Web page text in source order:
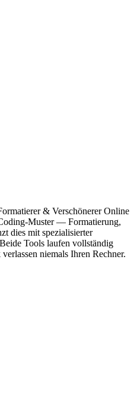
& Verschönerer Online
Muster — Formatierung,
dies mit spezialisierter
Tools laufen vollständig
niemals Ihren Rechner.